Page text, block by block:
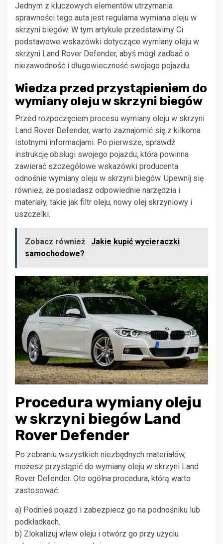
Jednym z kluczowych elementów utrzymania
sprawności tego auta jest regularna wymiana oleju w
skrzyni biegów. W tym artykule przedstawimy Ci
podstawowe wskazówki dotyczące wymiany oleju w
skrzyni Land Rover Defender, abyś mógł zadbać o
niezawodność i długowieczność swojego pojazdu.
Wiedza przed przystąpieniem do
wymiany oleju w skrzyni biegów
Przed rozpoczęciem procesu wymiany oleju w skrzyni
Land Rover Defender, warto zaznajomić się z kilkoma
istotnymi informacjami. Po pierwsze, sprawdź
instrukcję obsługi swojego pojazdu, która powinna
zawierać szczegółowe wskazówki producenta
odnośnie wymiany oleju w skrzyni biegów. Upewnij się
również, że posiadasz odpowiednie narzędzia i
materiały, takie jak filtr oleju, nowy olej skrzyniowy i
uszczelki.
Zobacz również
Jakie kupić wycieraczki
samochodowe?
Procedura wymiany oleju
w skrzyni biegów Land
Rover Defender
Po zebraniu wszystkich niezbędnych materiałów,
możesz przystąpić do wymiany oleju w skrzyni Land
Rover Defender. Oto ogólna procedura, którą warto
zastosować:
a) Podnieś pojazd i zabezpiecz go na podnośniku lub
podkładkach.
b) Zlokalizuj wlew oleju i otwórz go przy użyciu